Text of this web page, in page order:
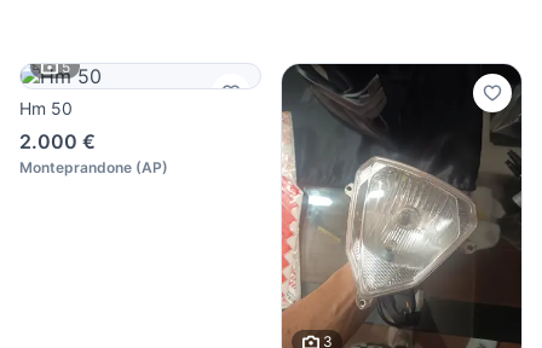
5
Hm 50
2.000 €
Monteprandone (AP)
3